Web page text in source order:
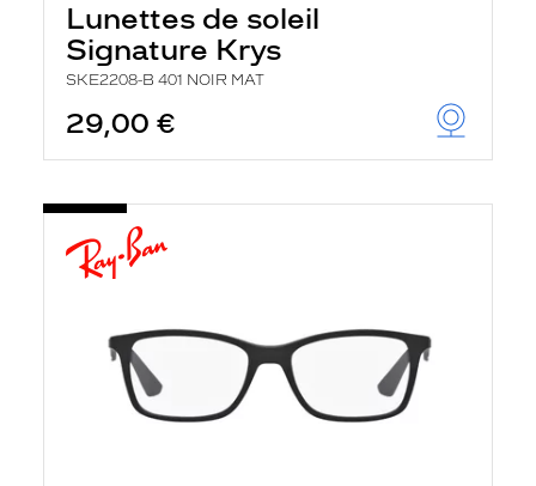
Lunettes de soleil
Signature Krys
SKE2208-B 401 NOIR MAT
29,00 €